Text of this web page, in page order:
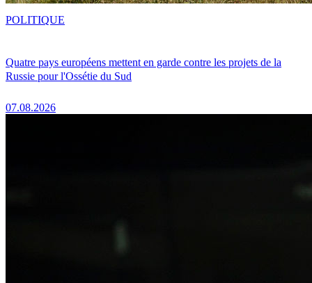
Quatre pays européens mettent en garde contre les projets de la
Russie pour l'Ossétie du Sud
07.08.2026
POLITIQUE